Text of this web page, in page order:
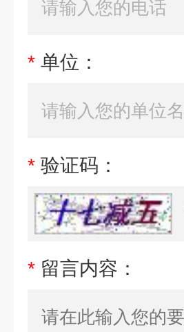
* 单位：
* 验证码：
* 留言内容：